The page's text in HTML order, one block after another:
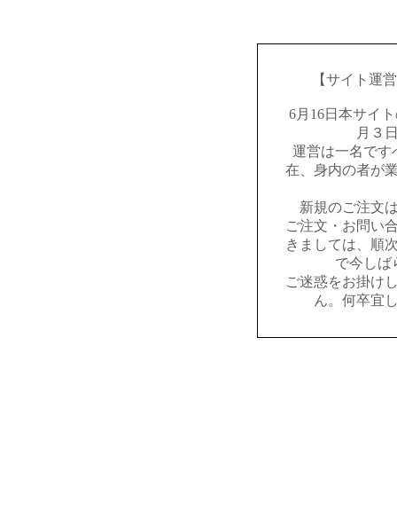
【サイト運
6月16日本サイ
月３
運営は一名です
在、身内の者が
新規のご注文
ご注文・お問い
きましては、順
で今しば
ご迷惑をお掛け
ん。何卒宜